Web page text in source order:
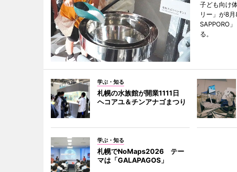
子ども向け
リー」が8
SAPPORO
る。
学ぶ・知る
札幌の水族館が開業1111日
ヘコアユ＆チンアナゴまつり
学ぶ・知る
札幌でNoMaps2026 テー
マは「GALAPAGOS」